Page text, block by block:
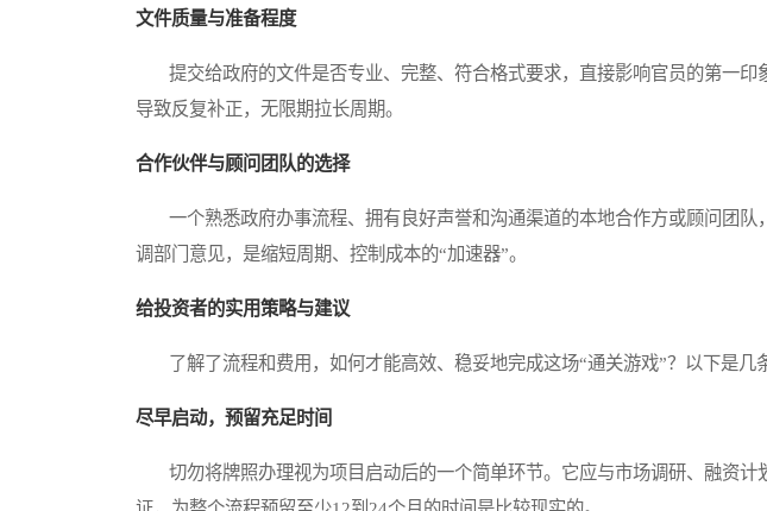
文件质量与准备程度
提交给政府的文件是否专业、完整、符合格式要求，直接影响官员的第一印
导致反复补正，无限期拉长周期。
合作伙伴与顾问团队的选择
一个熟悉政府办事流程、拥有良好声誉和沟通渠道的本地合作方或顾问团队
调部门意见，是缩短周期、控制成本的“加速器”。
给投资者的实用策略与建议
了解了流程和费用，如何才能高效、稳妥地完成这场“通关游戏”？以下是几
尽早启动，预留充足时间
切勿将牌照办理视为项目启动后的一个简单环节。它应与市场调研、融资计